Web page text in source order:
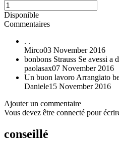
Disponible
Commentaires
. .
Mirco03 November 2016
bonbons Strauss Se avessi a
paolasax07 November 2016
Un buon lavoro Arrangiato
Daniele15 November 2016
Ajouter un commentaire
Vous devez être connecté pour
conseillé